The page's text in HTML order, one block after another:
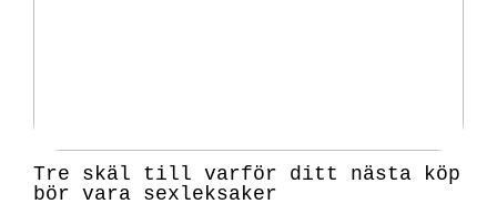
Tre skäl till varför ditt nästa köp
bör vara sexleksaker